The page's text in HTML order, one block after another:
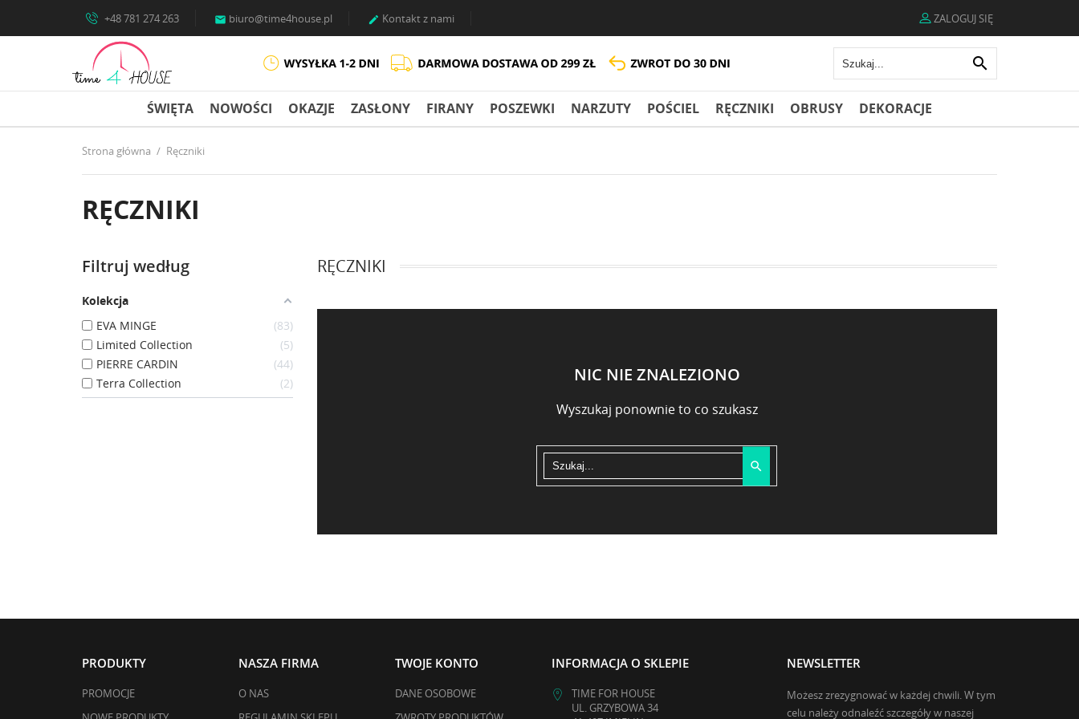
+48 781 274 263  biuro@time4house.pl  Kontakt z nami ZALOGUJ SIĘ

ŚWIĘTA NOWOŚCI OKAZJE ZASŁONY FIRANY POSZEWKI NARZUTY POŚCIEL RĘCZNIKI OBRUSY DEKORACJE
Strona główna Ręczniki
RĘCZNIKI
Filtruj według
Kolekcja
EVA MINGE
83
Limited Collection
5
PIERRE CARDIN
44
Terra Collection
2
RĘCZNIKI
NIC NIE ZNALEZIONO
Wyszukaj ponownie to co szukasz

PRODUKTY
PROMOCJE
NASZA FIRMA
O NAS
TWOJE KONTO
DANE OSOBOWE
INFORMACJA O SKLEPIE
TIME FOR HOUSE
UL. GRZYBOWA 34
NEWSLETTER
Możesz zrezygnować w każdej chwili. W tym
celu należy odnaleźć szczegóły w naszej